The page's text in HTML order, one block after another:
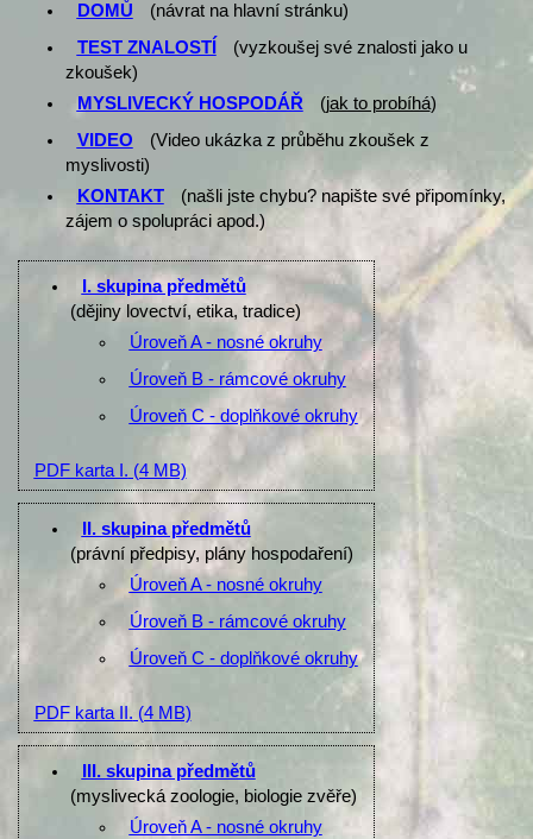
DOMŮ
(návrat na hlavní stránku)
TEST ZNALOSTÍ
(vyzkoušej své znalosti jako u
zkoušek)
MYSLIVECKÝ HOSPODÁŘ
(jak to probíhá)
VIDEO
(Video ukázka z průběhu zkoušek z
myslivosti)
KONTAKT
(našli jste chybu? napište své připomínky,
zájem o spolupráci apod.)
I. skupina předmětů
(dějiny lovectví, etika, tradice)
Úroveň A - nosné okruhy
Úroveň B - rámcové okruhy
Úroveň C - doplňkové okruhy
PDF karta I. (4 MB)
II. skupina předmětů
(právní předpisy, plány hospodaření)
Úroveň A - nosné okruhy
Úroveň B - rámcové okruhy
Úroveň C - doplňkové okruhy
PDF karta II. (4 MB)
III. skupina předmětů
(myslivecká zoologie, biologie zvěře)
Úroveň A - nosné okruhy